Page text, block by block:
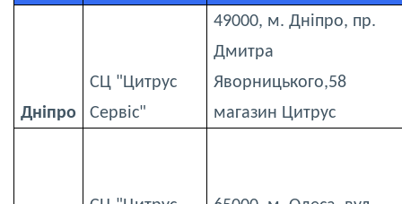
Дніпро
СЦ "Цитрус
Сервіс"
49000, м. Дніпро, пр.
Дмитра
Яворницького,58
магазин Цитрус